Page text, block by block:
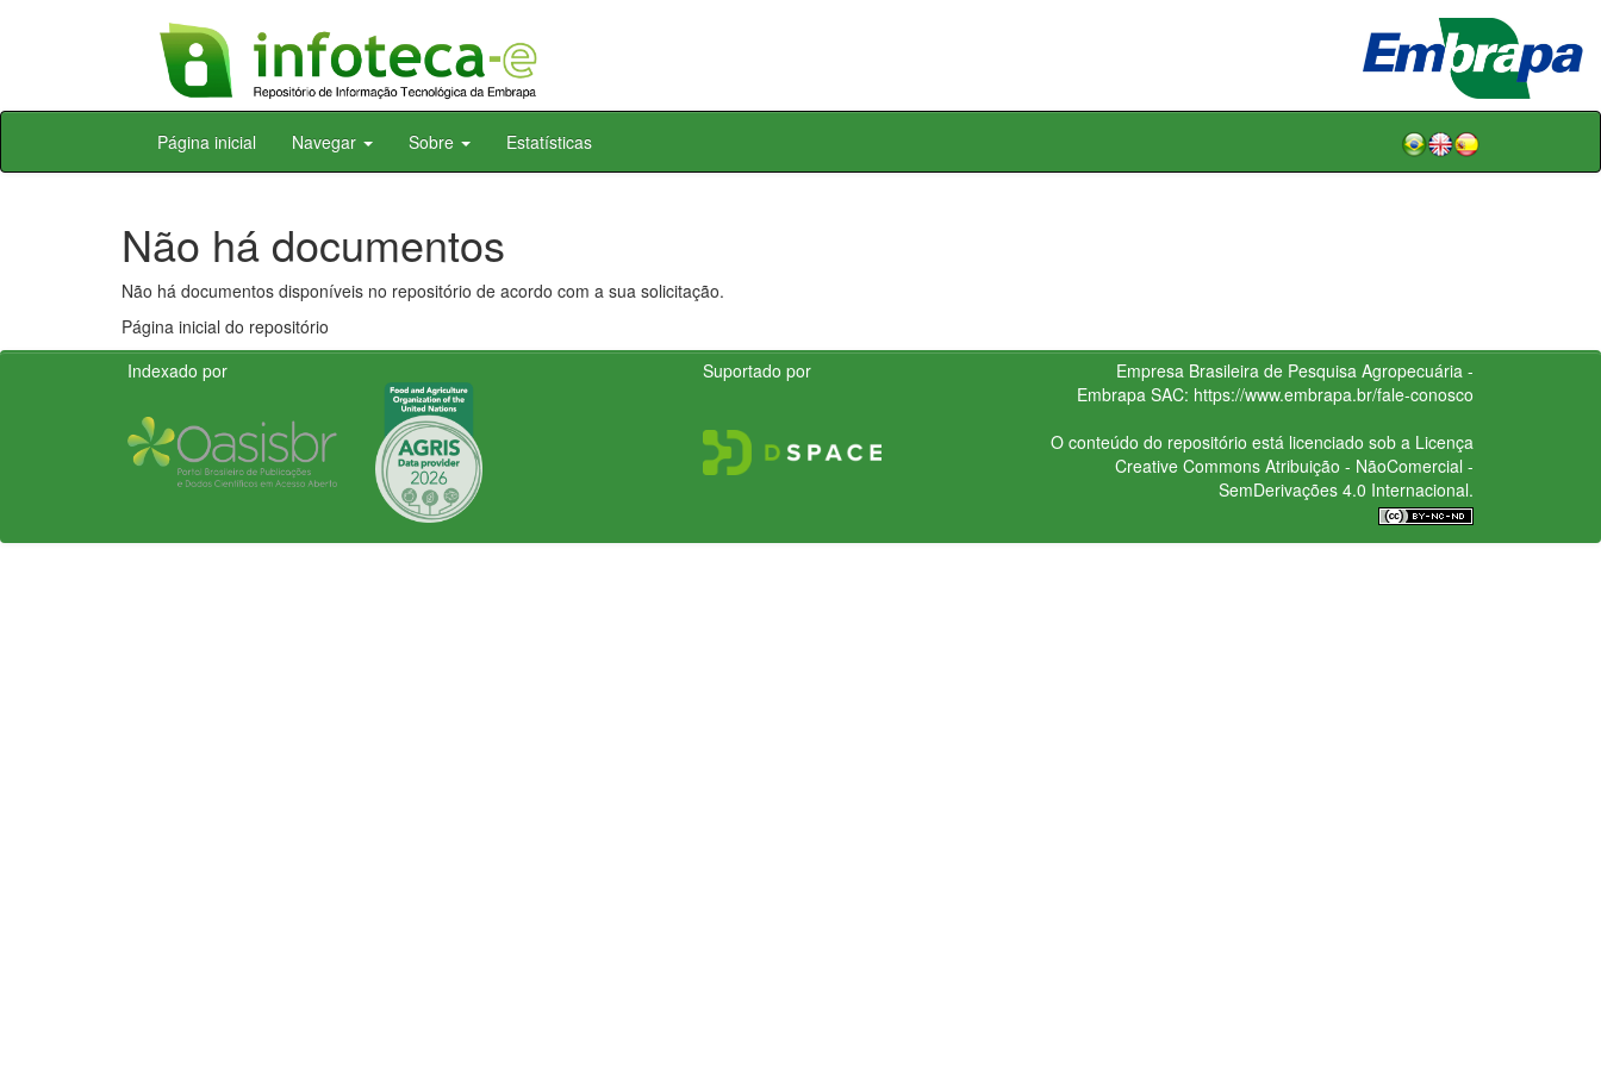
Skip
Página inicial Navegar Sobre Estatísticas
Não há documentos
Não há documentos disponíveis no repositório de acordo com a sua solicitação.
Página inicial do repositório
Indexado por
Suportado por
Empresa Brasileira de Pesquisa Agropecuária -
Embrapa SAC: https://www.embrapa.br/fale-conosco
O conteúdo do repositório está licenciado sob a Licença
Creative CommonsAtribuição - NãoComercial -
SemDerivações 4.0 Internacional.